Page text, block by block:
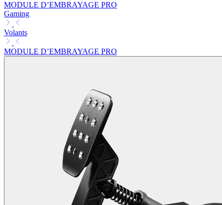
MODULE D’EMBRAYAGE PRO
Gaming
Volants
MODULE D’EMBRAYAGE PRO